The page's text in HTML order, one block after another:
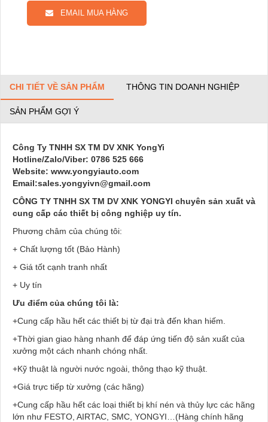
EMAIL MUA HÀNG
CHI TIẾT VỀ SẢN PHẨM THÔNG TIN DOANH NGHIỆP
SẢN PHẨM GỢI Ý
Công Ty TNHH SX TM DV XNK YongYi
Hotline/Zalo/Viber: 0786 525 666
Website: www.yongyiauto.com
Email:sales.yongyivn@gmail.com
CÔNG TY TNHH SX TM DV XNK YONGYI chuyên sản xuất và
cung cấp các thiết bị công nghiệp uy tín.
Phương châm của chúng tôi:
+ Chất lượng tốt (Bảo Hành)
+ Giá tốt cạnh tranh nhất
+ Uy tín
Ưu điểm của chúng tôi là:
+Cung cấp hầu hết các thiết bị từ đại trà đến khan hiếm.
+Thời gian giao hàng nhanh để đáp ứng tiến độ sản xuất của
xưởng một cách nhanh chóng nhất.
+Kỹ thuật là người nước ngoài, thông thạo kỹ thuật.
+Giá trực tiếp từ xưởng (các hãng)
+Cung cấp hầu hết các loại thiết bị khí nén và thủy lực các hãng
lớn như FESTO, AIRTAC, SMC, YONGYI…(Hàng chính hãng